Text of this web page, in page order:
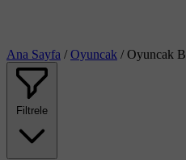
Ana Sayfa / Oyuncak / Oyuncak
Filtrele